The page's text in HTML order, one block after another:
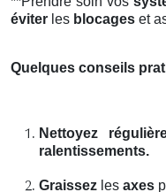
éviter les blocages et
Quelques conseils
Nettoyez
ralentissements.
Graissez les axes